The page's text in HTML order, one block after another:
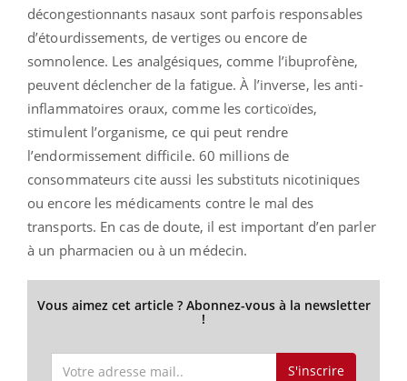
décongestionnants nasaux sont parfois responsables
d’étourdissements, de vertiges ou encore de
somnolence. Les analgésiques, comme l’ibuprofène,
peuvent déclencher de la fatigue. À l’inverse, les anti-
inflammatoires oraux, comme les corticoïdes,
stimulent l’organisme, ce qui peut rendre
l’endormissement difficile. 60 millions de
consommateurs cite aussi les substituts nicotiniques
ou encore les médicaments contre le mal des
transports. En cas de doute, il est important d’en parler
à un pharmacien ou à un médecin.
Vous aimez cet article ? Abonnez-vous à la newsletter
!
S'inscrire